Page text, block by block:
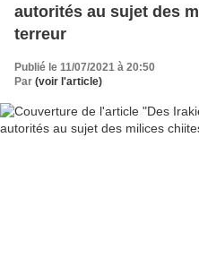
autorités au sujet des
terreur
Publié le 11/07/2021 à 20:50
Par (voir l'article)